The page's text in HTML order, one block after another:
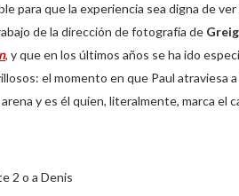
para que la experiencia sea digna de ver
de la dirección de fotografía de
, y que en los últimos años se ha ido
el momento en que Paul atraviesa a
y es él quien, literalmente, marca el
2 o a Denis